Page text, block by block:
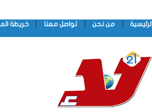
الرئيسية من نحن تواصل معنا خريطة